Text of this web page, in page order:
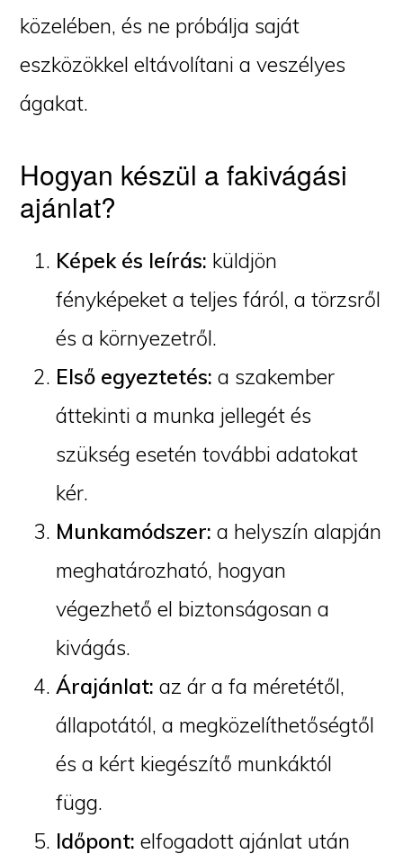
közelében, és ne próbálja saját
eszközökkel eltávolítani a veszélyes
ágakat.
Hogyan készül a fakivágási
ajánlat?
Képek és leírás: küldjön
fényképeket a teljes fáról, a törzsről
és a környezetről.
Első egyeztetés: a szakember
áttekinti a munka jellegét és
szükség esetén további adatokat
kér.
Munkamódszer: a helyszín alapján
meghatározható, hogyan
végezhető el biztonságosan a
kivágás.
Árajánlat: az ár a fa méretétől,
állapotától, a megközelíthetőségtől
és a kért kiegészítő munkáktól
függ.
Időpont: elfogadott ajánlat után